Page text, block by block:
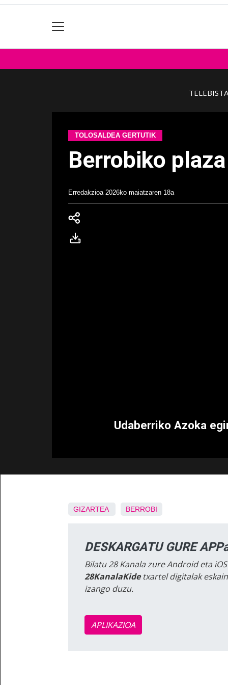
TELEBISTA
TOLOSALDEA GERTUTIK
Berrobiko
Erredakzioa 2026ko maiatzaren 18a
Udaberriko Azoka
GIZARTEA BERROBI
DESKARGATU GURE
Bilatu 28 Kanala zure Android eta
28KanalaKidetxartel digitalak
izango duzu.
APLIKAZIOA